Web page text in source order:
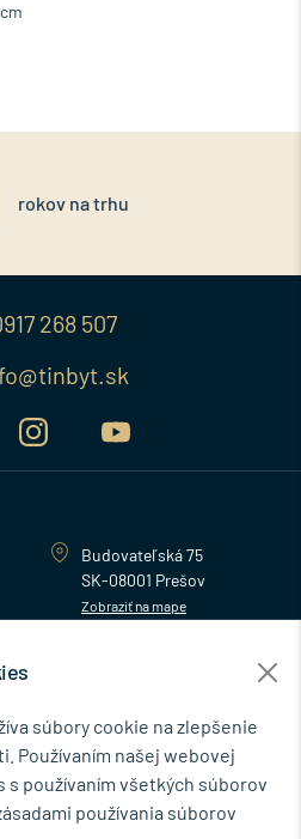
rokov na trhu
268 507
Budovateľská 75
SK-08001 Prešov
Zobraziť na mape
súbory cookie na zlepšenie
Používaním našej webovej
používaním všetkých súborov
používania súborov